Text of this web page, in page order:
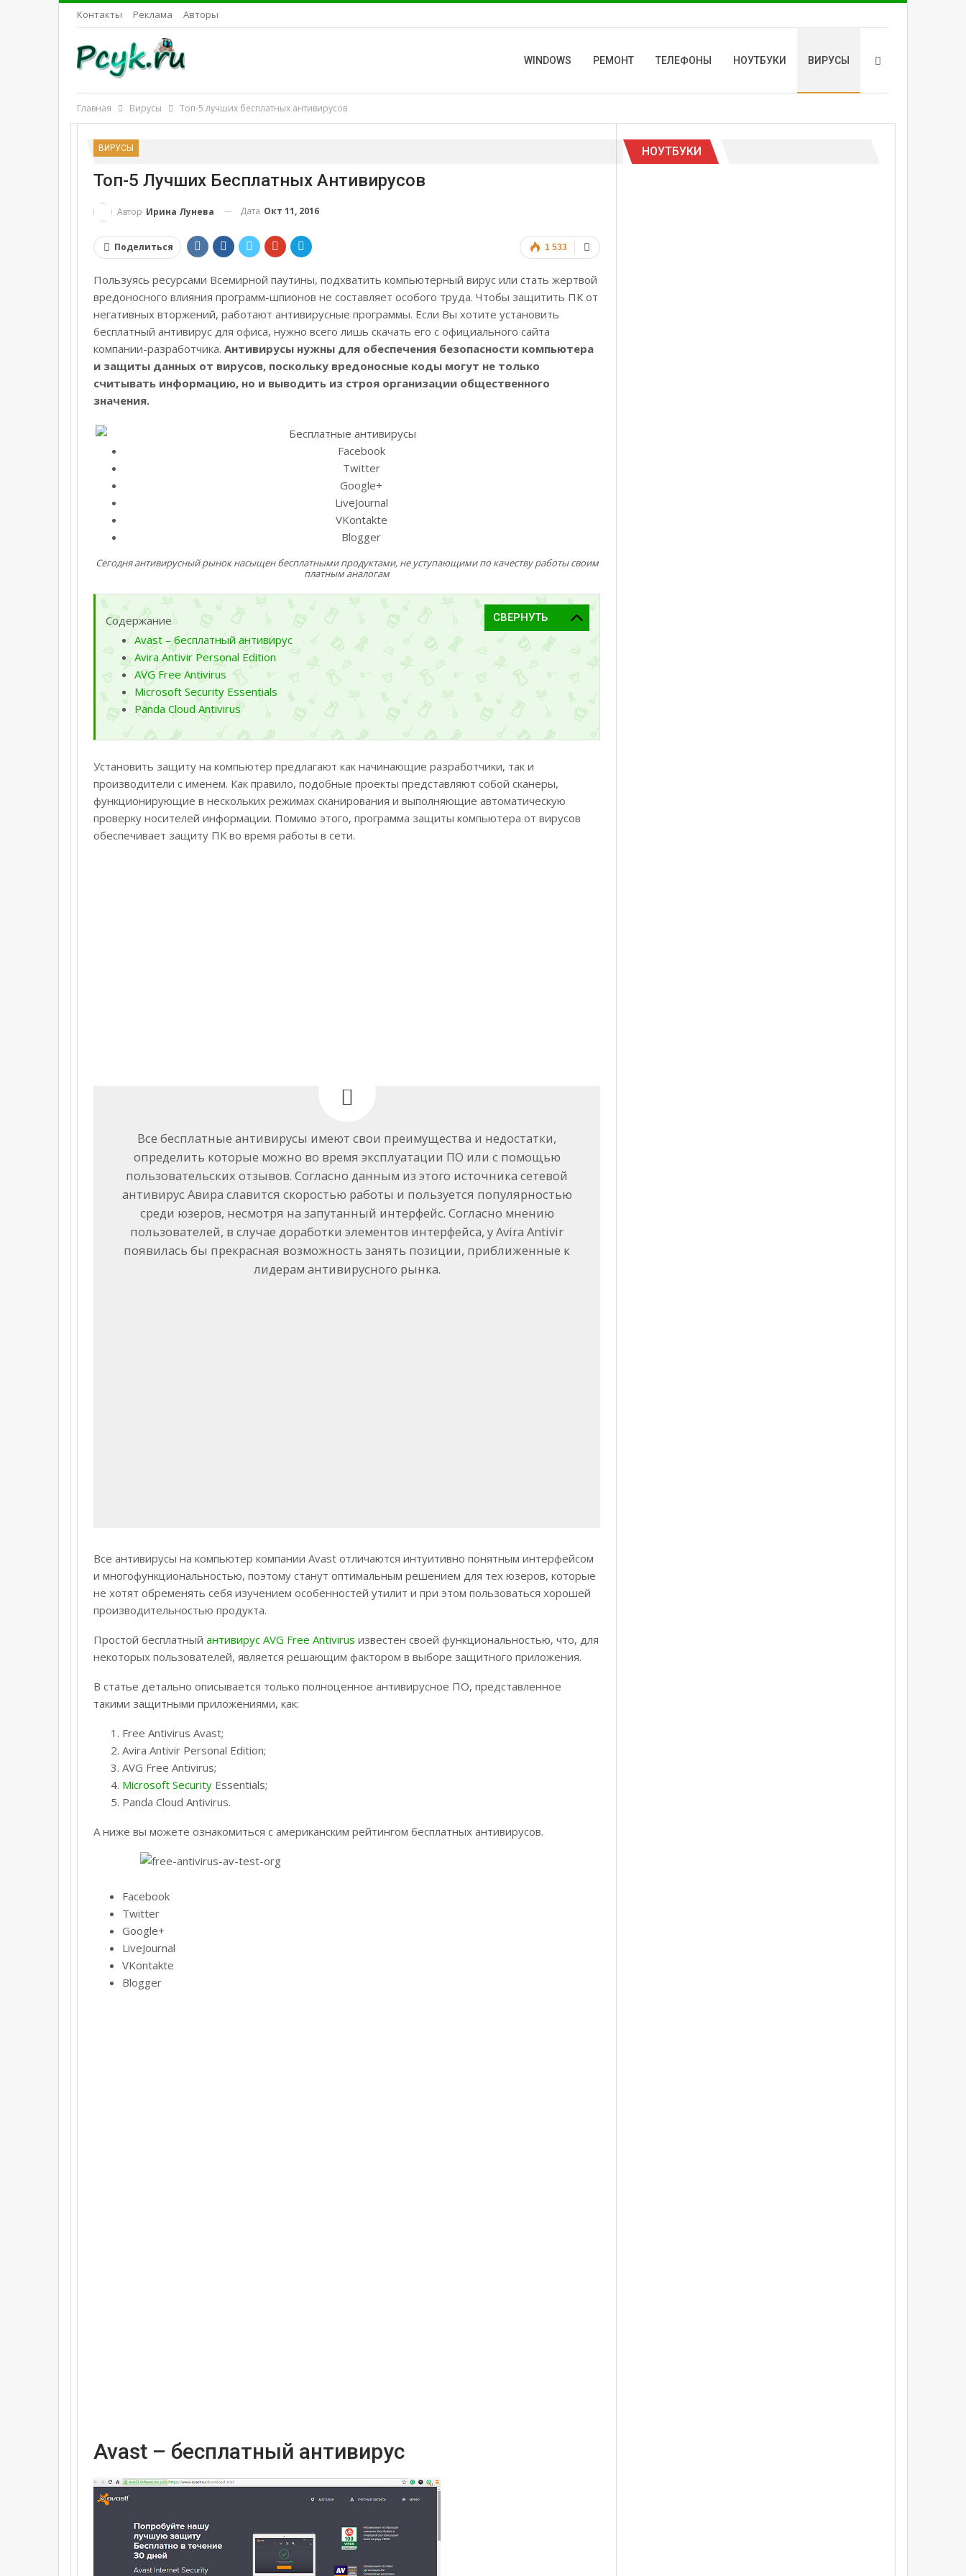
Контакты Реклама Авторы
WINDOWS РЕМОНТ ТЕЛЕФОНЫ НОУТБУКИ ВИРУСЫ
Главная Вирусы Топ-5 лучших бесплатных антивирусов
ВИРУСЫ
Топ-5 Лучших Бесплатных Антивирусов
Автор Ирина Лунева Дата Окт 11, 2016
1 533
Поделиться
Пользуясь ресурсами Всемирной паутины, подхватить компьютерный вирус или стать жертвой
вредоносного влияния программ-шпионов не составляет особого труда. Чтобы защитить ПК от
негативных вторжений, работают антивирусные программы. Если Вы хотите установить
бесплатный антивирус для офиса, нужно всего лишь скачать его с официального сайта
компании-разработчика. Антивирусы нужны для обеспечения безопасности компьютера
и защиты данных от вирусов, поскольку вредоносные коды могут не только
считывать информацию, но и выводить из строя организации общественного
значения.
Facebook
Twitter
Google+
LiveJournal
VKontakte
Blogger
Сегодня антивирусный рынок насыщен бесплатными продуктами, не уступающими по качеству работы своим
платным аналогам
Содержание
Avast – бесплатный антивирус
Avira Antivir Personal Edition
AVG Free Antivirus
Microsoft Security Essentials
Panda Cloud Antivirus
Установить защиту на компьютер предлагают как начинающие разработчики, так и
производители с именем. Как правило, подобные проекты представляют собой сканеры,
функционирующие в нескольких режимах сканирования и выполняющие автоматическую
проверку носителей информации. Помимо этого, программа защиты компьютера от вирусов
обеспечивает защиту ПК во время работы в сети.
Все бесплатные антивирусы имеют свои преимущества и недостатки,
определить которые можно во время эксплуатации ПО или с помощью
пользовательских отзывов. Согласно данным из этого источника сетевой
антивирус Авира славится скоростью работы и пользуется популярностью
среди юзеров, несмотря на запутанный интерфейс. Согласно мнению
пользователей, в случае доработки элементов интерфейса, у Avira Antivir
появилась бы прекрасная возможность занять позиции, приближенные к
лидерам антивирусного рынка.
Все антивирусы на компьютер компании Avast отличаются интуитивно понятным интерфейсом
и многофункциональностью, поэтому станут оптимальным решением для тех юзеров, которые
не хотят обременять себя изучением особенностей утилит и при этом пользоваться хорошей
производительностью продукта.
Простой бесплатный антивирус AVG Free Antivirus известен своей функциональностью, что, для
некоторых пользователей, является решающим фактором в выборе защитного приложения.
В статье детально описывается только полноценное антивирусное ПО, представленное
такими защитными приложениями, как:
Free Antivirus Avast;
Avira Antivir Personal Edition;
AVG Free Antivirus;
Microsoft Security Essentials;
Panda Cloud Antivirus.
А ниже вы можете ознакомиться с американским рейтингом бесплатных антивирусов.
Facebook
Twitter
Google+
LiveJournal
VKontakte
Blogger
Avast – бесплатный антивирус
НОУТБУКИ